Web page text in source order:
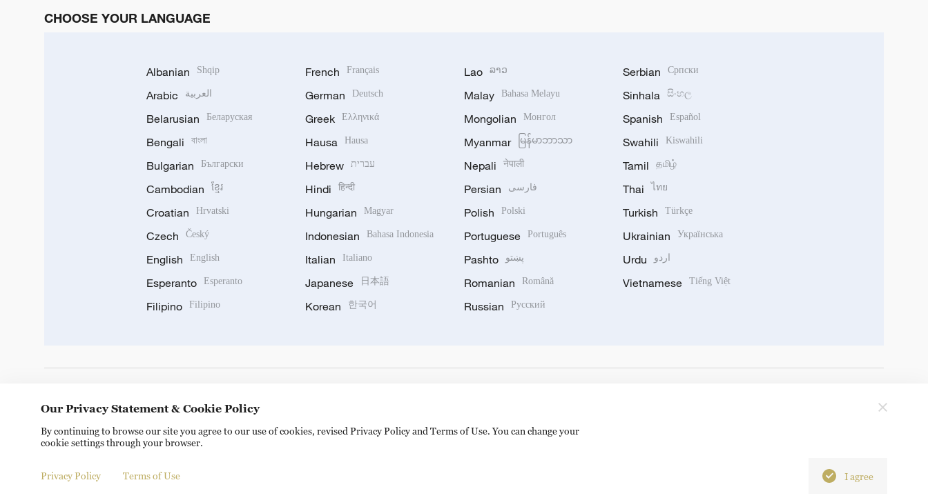
CHOOSE YOUR LANGUAGE
Albanian Shqip
Arabic العربية
Belarusian Беларуская
Bengali বাংলা
Bulgarian Български
Cambodian ខ្មែរ
Croatian Hrvatski
Czech Český
English English
Esperanto Esperanto
Filipino Filipino
French Français
German Deutsch
Greek Ελληνικά
Hausa Hausa
Hebrew עברית
Hindi हिन्दी
Hungarian Magyar
Indonesian Bahasa Indonesia
Italian Italiano
Japanese 日本語
Korean 한국어
Lao ລາວ
Malay Bahasa Melayu
Mongolian Монгол
Myanmar မြန်မာဘာသာ
Nepali नेपाली
Persian فارسی
Polish Polski
Portuguese Português
Pashto پښتو
Romanian Română
Russian Русский
Serbian Српски
Sinhala සිංහල
Spanish Español
Swahili Kiswahili
Tamil தமிழ்
Thai ไทย
Turkish Türkçe
Ukrainian Українська
Urdu اردو
Vietnamese Tiếng Việt
Copyright © 2024 CGTN. 京ICP备20000184号
Our Privacy Statement & Cookie Policy
By continuing to browse our site you agree to our use of cookies, revised Privacy Policy and Terms of Use. You can change your
cookie settings through your browser.
Privacy Policy Terms of Use I agree